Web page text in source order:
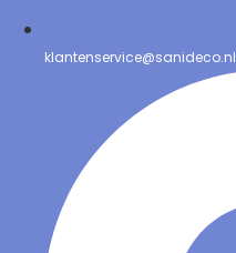
klantenservice@sanideco.nl